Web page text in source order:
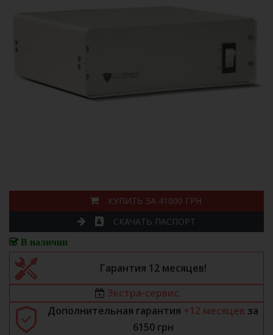
КУПИТЬ ЗА 41000 ГРН
СКАЧАТЬ ПАСПОРТ
В наличии
Гарантия 12 месяцев!
Экстра-сервис
Дополнительная гарантия +12 месяцев за
6150грн